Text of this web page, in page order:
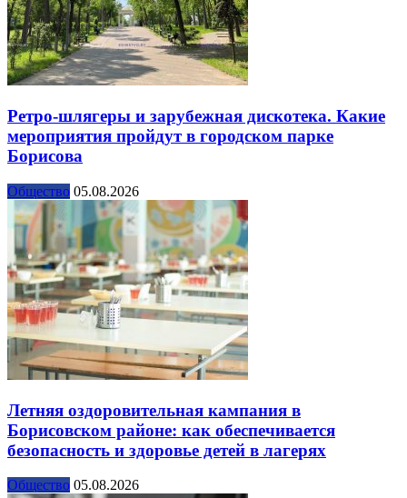
Ретро-шлягеры и зарубежная дискотека. Какие
мероприятия пройдут в городском парке
Борисова
Общество 05.08.2026
Летняя оздоровительная кампания в
Борисовском районе: как обеспечивается
безопасность и здоровье детей в лагерях
Общество 05.08.2026